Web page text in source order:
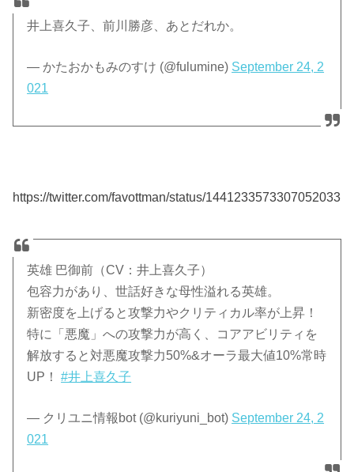
井上喜久子、前川勝彦、あとだれか。
— かたおかもみのすけ (@fulumine) September 24, 2
021
https://twitter.com/favottman/status/1441233573307052033
英雄 巴御前（CV：井上喜久子）
包容力があり、世話好きな母性溢れる英雄。
新密度を上げると攻撃力やクリティカル率が上昇！
特に「悪魔」への攻撃力が高く、コアアビリティを
解放すると対悪魔攻撃力50%&オーラ最大値10%常時
UP！#井上喜久子
— クリユニ情報bot (@kuriyuni_bot) September 24, 2
021